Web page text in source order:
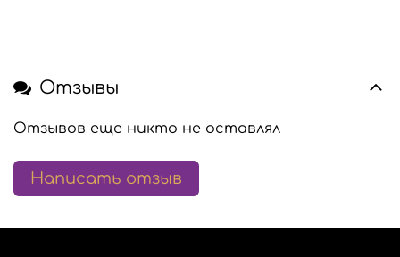
Отзывы
Отзывов еще никто не оставлял
Написать отзыв